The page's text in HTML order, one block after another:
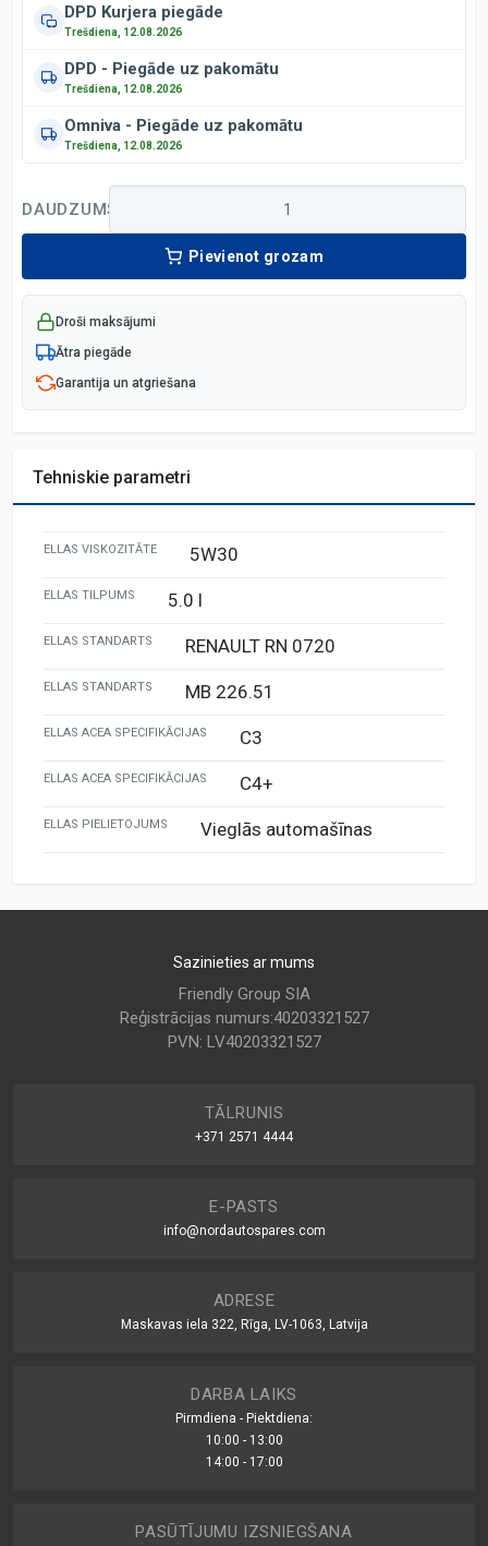
DPD Kurjera piegāde
Trešdiena, 12.08.2026
DPD - Piegāde uz pakomātu
Trešdiena, 12.08.2026
Omniva - Piegāde uz pakomātu
Trešdiena, 12.08.2026
DAUDZUMS
Pievienot grozam
Droši maksājumi
Ātra piegāde
Garantija un atgriešana
Tehniskie parametri
ELLAS VISKOZITĀTE 5W30
ELLAS TILPUMS 5.0 l
ELLAS STANDARTS RENAULT RN 0720
ELLAS STANDARTS MB 226.51
ELLAS ACEA SPECIFIKĀCIJAS C3
ELLAS ACEA SPECIFIKĀCIJAS C4+
ELLAS PIELIETOJUMS Vieglās automašīnas
Sazinieties ar mums
Friendly Group SIA
Reģistrācijas numurs:40203321527
PVN: LV40203321527
TĀLRUNIS
+371 2571 4444
E-PASTS
info@nordautospares.com
ADRESE
Maskavas iela 322, Rīga, LV-1063, Latvija
DARBA LAIKS
Pirmdiena - Piektdiena:
10:00 - 13:00
14:00 - 17:00
PASŪTĪJUMU IZSNIEGŠANA